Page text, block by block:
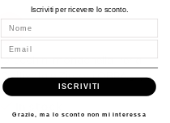
-6%
Orecchini monachella Perla
Coltivata e Zirconi ORP6,5/7
Iscriviti per ricevere lo sconto.
Nome
Email
ISCRIVITI
Grazie, ma lo sconto non mi interessa